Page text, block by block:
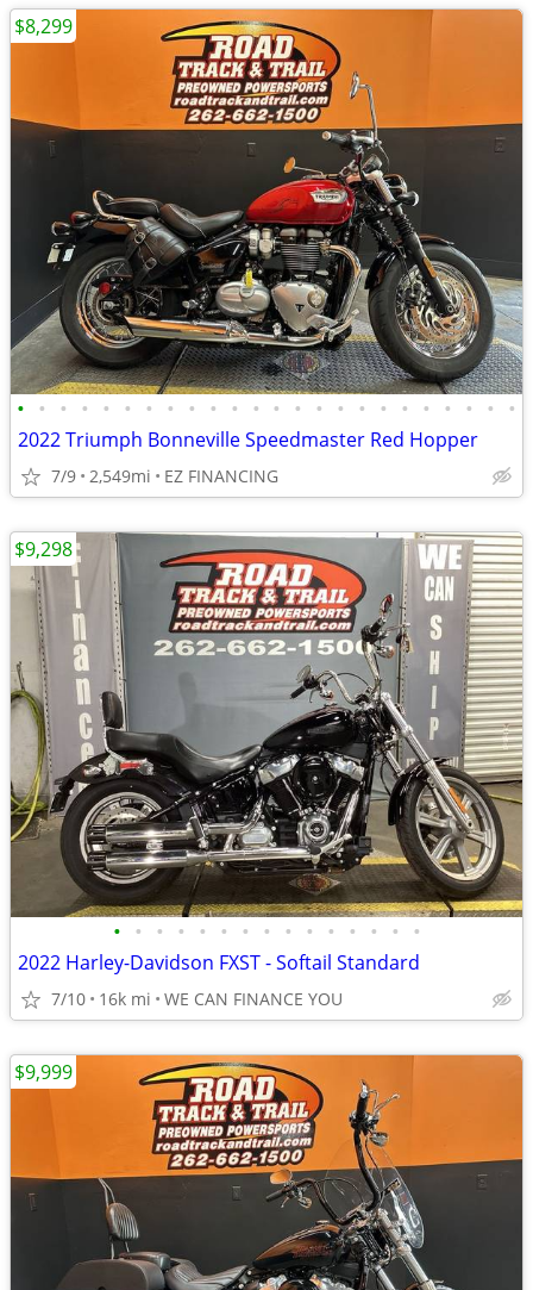
• • • • • • • • • • • • • • • • • • • • • • • •
2022 Triumph Bonneville Speedmaster Red Hopper
7/9 2,549mi EZ FINANCING
$8,299
• • • • • • • • • • • • • • •
2022 Harley-Davidson FXST - Softail Standard
7/10 16k mi WE CAN FINANCE YOU
$9,298
$9,999